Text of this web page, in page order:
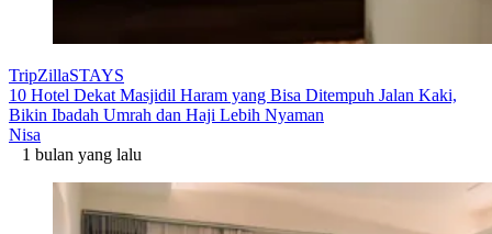
TripZillaSTAYS
10 Hotel Dekat Masjidil Haram yang Bisa Ditempuh Jalan Kaki,
Bikin Ibadah Umrah dan Haji Lebih Nyaman
Nisa
1 bulan yang lalu